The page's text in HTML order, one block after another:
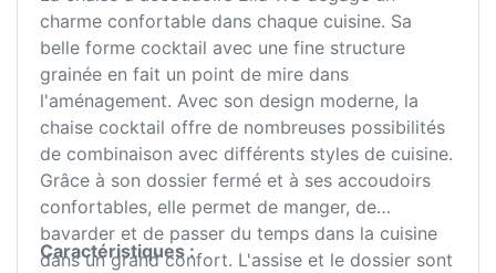
charme confortable dans chaque cuisine. Sa
belle forme cocktail avec une fine structure
grainée en fait un point de mire dans
l'aménagement. Avec son design moderne, la
chaise cocktail offre de nombreuses possibilités
de combinaison avec différents styles de cuisine.
Grâce à son dossier fermé et à ses accoudoirs
confortables, elle permet de manger, de
bavarder et de passer du temps dans la cuisine
dans un grand confort. L'assise et le dossier sont
Caractéristiques :